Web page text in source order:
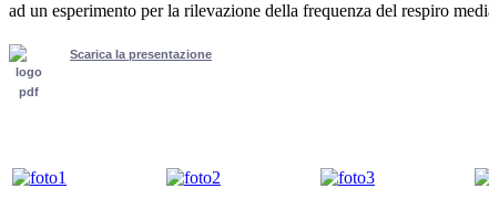
ad un esperimento per la rilevazione della frequenza del respiro
Scarica la presentazione